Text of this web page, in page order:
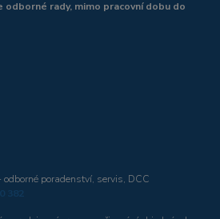
rady, mimo pracovní dobu do
odborné poradenství, servis, DCC
382